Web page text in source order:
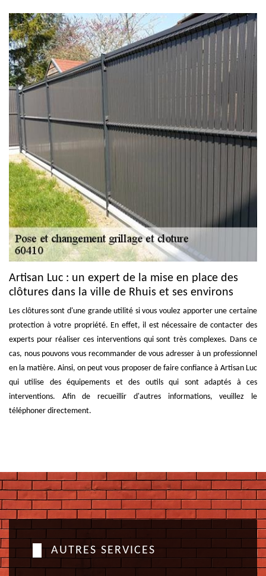
Artisan Luc : un expert de la mise en place des
clôtures dans la ville de Rhuis et ses environs
Les clôtures sont d'une grande utilité si vous voulez apporter une certaine
protection à votre propriété. En effet, il est nécessaire de contacter des
experts pour réaliser ces interventions qui sont très complexes. Dans ce
cas, nous pouvons vous recommander de vous adresser à un professionnel
en la matière. Ainsi, on peut vous proposer de faire confiance à Artisan Luc
qui utilise des équipements et des outils qui sont adaptés à ces
interventions. Afin de recueillir d'autres informations, veuillez le
téléphoner directement.
AUTRES SERVICES